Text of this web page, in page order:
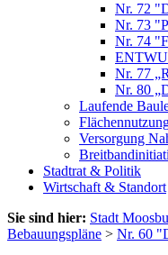
Nr. 72
Nr. 73
Nr. 74
Nr. 77
Nr. 80
Laufende
Versorgung
Stadtrat & Politik
Wirtschaft & Standort
Sie sind hier: Stadt
Bebauungspläne > Nr. 60